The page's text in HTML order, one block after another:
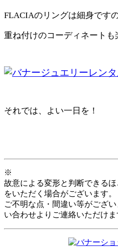
FLACIAのリングは細身です
重ね付けのコーディネート
それでは、よい一日を！
※
故意による変形と判断できる
をいただく場合がございます。
ご不明な点・間違い等がござ
い合わせよりご連絡いただけ